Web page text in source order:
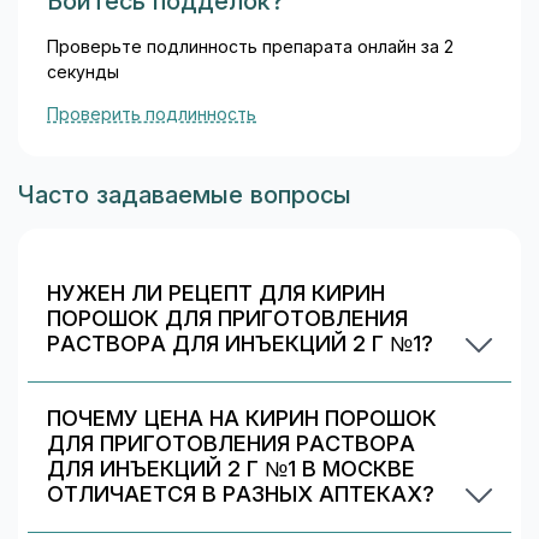
эритематозная пятнистая сыпь, крапивница,
лихорадка, озноб, очень редко - анафилактический
шок.
холестатическая желтуха.
Со стороны почек : в отдельных случаях - снижение
диуреза, гематурия.
болезненность в месте инъекции (менее чем у 1%
пациентов).
Другие: изредка отмечаются снижение клиренса
Проверьте подлинность препарата онлайн за 2
секунды
Проверить подлинность
Часто задаваемые вопросы
НУЖЕН ЛИ РЕЦЕПТ ДЛЯ КИРИН
ПОРОШОК ДЛЯ ПРИГОТОВЛЕНИЯ
РАСТВОРА ДЛЯ ИНЪЕКЦИЙ 2 Г №1?
Уточняйте правила у выбранной аптеки.
ПОЧЕМУ ЦЕНА НА КИРИН ПОРОШОК
ДЛЯ ПРИГОТОВЛЕНИЯ РАСТВОРА
ДЛЯ ИНЪЕКЦИЙ 2 Г №1 В МОСКВЕ
ОТЛИЧАЕТСЯ В РАЗНЫХ АПТЕКАХ?